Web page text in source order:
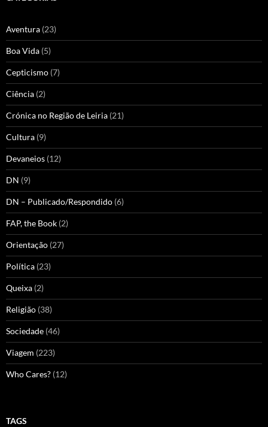
Aventura (23)
Boa Vida (5)
Cepticismo (7)
Ciência (2)
Crónica no Região de Leiria (21)
Cultura (9)
Devaneios (12)
DN (9)
DN – Publicado/Respondido (6)
FAP, the Book (2)
Orientação (27)
Política (23)
Queixa (2)
Religião (38)
Sociedade (46)
Viagem (223)
Who Cares? (12)
TAGS